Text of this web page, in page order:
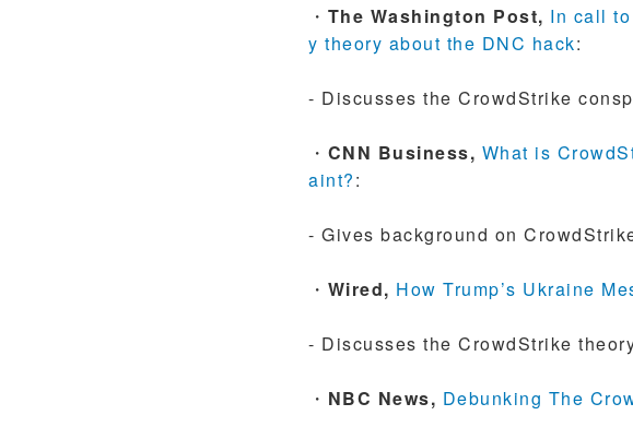
・ The Washington Post, In call
y theory about the DNC hack:
- Discusses the CrowdStrike
・ CNN Business, What is
aint?:
- Gives background on
・ Wired, How Trump’s Ukraine
- Discusses the CrowdStrike
・ NBC News, Debunking The